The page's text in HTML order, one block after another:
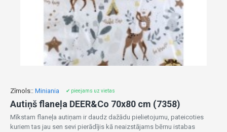
Zīmols:: Miniania ✔ pieejams uz vietas
Autiņš flaneļa DEER&Co 70x80 cm (7358)
Mīkstam flaneļa autiņam ir daudz dažādu pielietojumu, pateicoties
kuriem tas jau sen sevi pierādījis kā neaizstājams bērnu istabas